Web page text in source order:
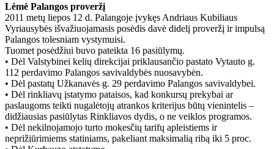
Lėmė Palangos proveržį
2011 metų liepos 12 d. Palangoje įvykęs Andriaus Kubiliaus
Vyriausybės išvažiuojamasis posėdis davė didelį proveržį ir impulsą
Palangos tolesniam vystymuisi.
Tuomet posėdžiui buvo pateikta 16 pasiūlymų.
• Dėl Valstybinei kelių direkcijai priklausančio pastato Vytauto g.
112 perdavimo Palangos savivaldybės nuosavybėn.
• Dėl pastatų Užkanavės g. 29 perdavimo Palangos savivaldybei.
• Dėl rinkliavų įstatymo pataisos, kad konkursų prekybai ar
paslaugoms teikti nugalėtojų atrankos kriterijus būtų vienintelis –
didžiausias pasiūlytas Rinkliavos dydis, o ne veiklos programos.
• Dėl nekilnojamojo turto mokesčių tarifų apleistiems ir
neprižiūrimiems statiniams, pakeliant maksimalią ribą iki 5 proc.